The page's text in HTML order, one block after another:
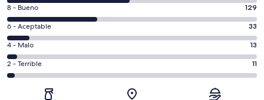
10,
es
decir,
Excelente.
Basada
en
Puntuación
de
8,
es
decir,
Bueno.
8 - Bueno 129
Puntuación
de
6,
es
decir,
Aceptable.
6 - Aceptable 33
Puntuación
de
4,
4 - Malo 13
Puntuación
de
2 - Terrible 11